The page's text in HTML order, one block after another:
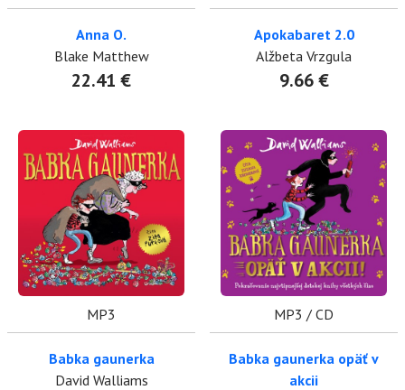
Anna O.
Blake Matthew
22.41 €
Apokabaret 2.0
Alžbeta Vrzgula
9.66 €
MP3
Babka gaunerka
David Walliams
MP3 / CD
Babka gaunerka opäť v
akcii